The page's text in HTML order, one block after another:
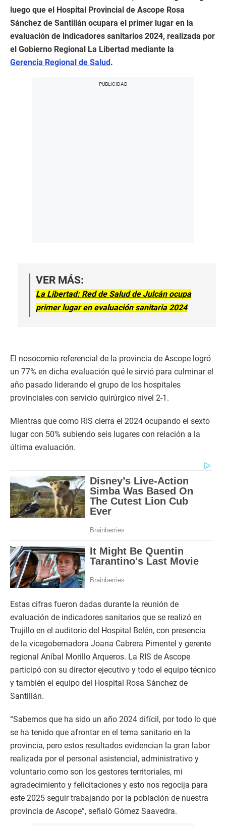
luego que el Hospital Provincial de Ascope Rosa
Sánchez de Santillán ocupara el primer lugar en la
evaluación de indicadores sanitarios 2024, realizada por
el Gobierno Regional La Libertad mediante la
Gerencia Regional de Salud .
VER MÁS:
La Libertad: Red de Salud de Julcán ocupa
primer lugar en evaluación sanitaria 2024
El nosocomio referencial de la provincia de Ascope logró
un 77% en dicha evaluación qué le sirvió para culminar el
año pasado liderando el grupo de los hospitales
provinciales con servicio quirúrgico nivel 2-1.
Mientras que como RIS cierra el 2024 ocupando el sexto
lugar con 50% subiendo seis lugares con relación a la
última evaluación.
Estas cifras fueron dadas durante la reunión de
evaluación de indicadores sanitarios que se realizó en
Trujillo en el auditorio del Hospital Belén, con presencia
de la vicegobernadora Joana Cabrera Pimentel y gerente
regional Aníbal Morillo Arqueros. La RIS de Ascope
participó con su director ejecutivo y todo el equipo técnico
y también el equipo del Hospital Rosa Sánchez de
Santillán.
“Sabemos que ha sido un año 2024 difícil, por todo lo que
se ha tenido que afrontar en el tema sanitario en la
provincia, pero estos resultados evidencian la gran labor
realizada por el personal asistencial, administrativo y
voluntario como son los gestores territoriales, mi
agradecimiento y felicitaciones y esto nos regocija para
este 2025 seguir trabajando por la población de nuestra
provincia de Ascope”, señaló Gómez Saavedra.